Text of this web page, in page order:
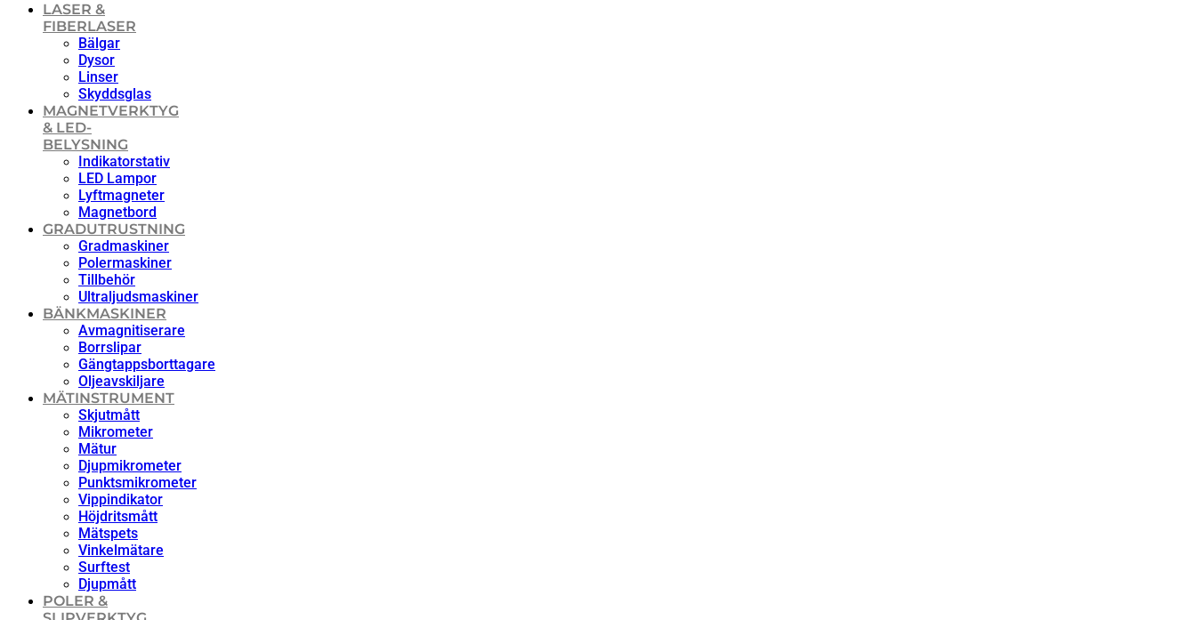
LASER &
FIBERLASER
Bälgar
Dysor
Linser
Skyddsglas
MAGNETVERKTYG
& LED-
BELYSNING
Indikatorstativ
LED Lampor
Lyftmagneter
Magnetbord
GRADUTRUSTNING
Gradmaskiner
Polermaskiner
Tillbehör
Ultraljudsmaskiner
BÄNKMASKINER
Avmagnitiserare
Borrslipar
Gängtappsborttagare
Oljeavskiljare
MÄTINSTRUMENT
Skjutmått
Mikrometer
Mätur
Djupmikrometer
Punktsmikrometer
Vippindikator
Höjdritsmått
Mätspets
Vinkelmätare
Surftest
Djupmått
POLER &